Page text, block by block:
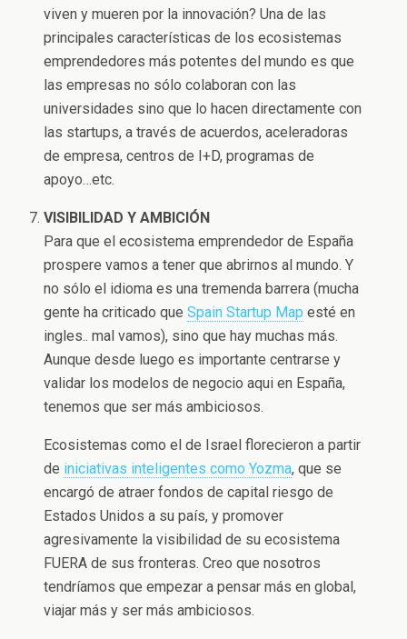
viven y mueren por la innovación? Una de las
principales características de los ecosistemas
emprendedores más potentes del mundo es que
las empresas no sólo colaboran con las
universidades sino que lo hacen directamente con
las startups, a través de acuerdos, aceleradoras
de empresa, centros de I+D, programas de
apoyo…etc.
VISIBILIDAD Y AMBICIÓN
Para que el ecosistema emprendedor de España
prospere vamos a tener que abrirnos al mundo. Y
no sólo el idioma es una tremenda barrera (mucha
gente ha criticado queSpain Startup Map esté en
ingles.. mal vamos), sino que hay muchas más.
Aunque desde luego es importante centrarse y
validar los modelos de negocio aqui en España,
tenemos que ser más ambiciosos.
Ecosistemas como el de Israel florecieron a partir
de iniciativas inteligentes como Yozma, que se
encargó de atraer fondos de capital riesgo de
Estados Unidos a su país, y promover
agresivamente la visibilidad de su ecosistema
FUERA de sus fronteras. Creo que nosotros
tendríamos que empezar a pensar más en global,
viajar más y ser más ambiciosos.